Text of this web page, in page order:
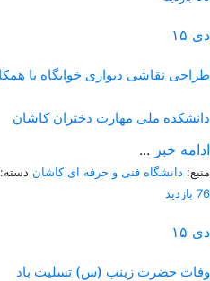
۱۵ دی
طراحی نقاشی دیواری خوابگاه با
دانشکده ملی مهارت دختران کاشان
... ادامه خبر
منبع: دانشگاه فنی و حرفه ای کاشان
76 بازدید
۱۵ دی
وفات حضرت زینب (س) تسلیت باد